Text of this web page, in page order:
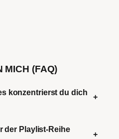
MICH (FAQ)
konzentrierst du dich
+
der Playlist-Reihe
+